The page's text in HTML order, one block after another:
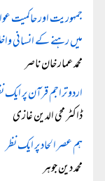
جمہوریت اور حاکمیت
میں رہنے کے انسانی
محمد عمار خان ناصر
اردو تراجم قرآن پر ایک
ڈاکٹر محی الدین غازی
ہم عصر الحاد پر ایک نظر
محمد دین جوہر